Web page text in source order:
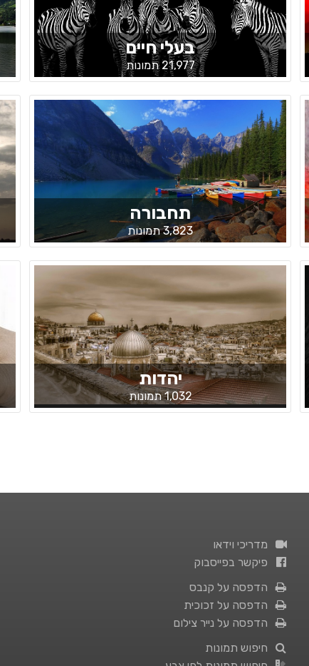
בעלי חיים
21,977 תמונות
תחבורה
3,823 תמונות
יהדות
1,032 תמונות
מדריכי וידאו
פיקשר בפייסבוק
הדפסה על קנבס
הדפסה על זכוכית
הדפסה על נייר צילום
חיפוש תמונות